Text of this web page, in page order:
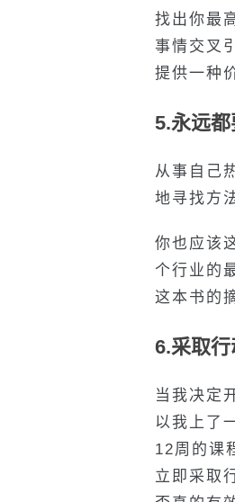
找出你最
事情交叉
提供一种
5.永远
从事自己
地寻找方
你也应该
个行业的
这本书的
6.采取行
当我决定
以我上了
12周的课
立即采取